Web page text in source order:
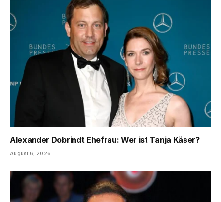
Alexander Dobrindt Ehefrau: Wer ist Tanja Käser?
August 6, 2026